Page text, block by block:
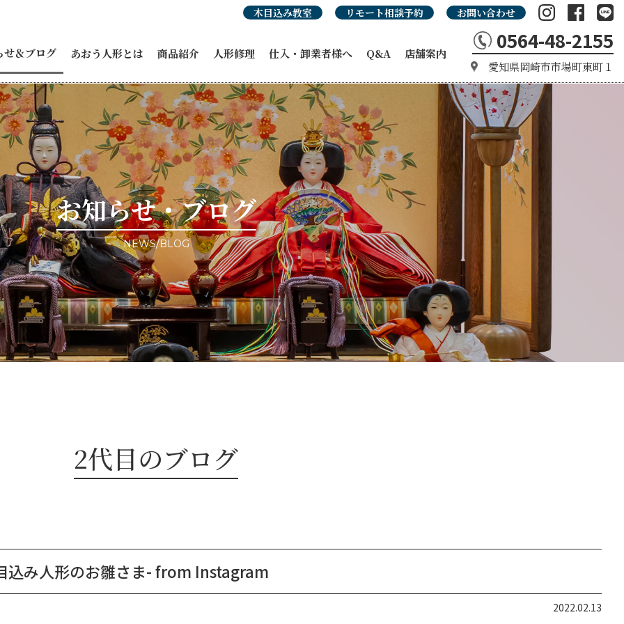
木目込み教室 リモート相談予約 お問い合わせ
せ＆ブログ
せ
形豆知識
介
形
形
理・リメイク
ア掲載
ト情報
例ブログ
ブログ
あおう人形とは
あおう人形の強み
職人紹介・受賞歴
あおう人形の歴史
商品紹介
ひな人形
オーダーひな人形
五月人形
飾り馬
こいのぼり
正月飾り
お祝い・贈答品
コラボ商品・作品
お客様宅納品事例
人形修理 仕入・卸業者様へ
穂洲工房の強み
ひな人形カタログ
飾り馬カタログ
その他商品カタログ
Q&A 店舗案内
0564-48-2155
愛知県岡崎市市場町東町１
お知らせ・ブログ
NEWS/BLOG
2代目のブログ
込み人形のお雛さま- from Instagram
2022.02.13